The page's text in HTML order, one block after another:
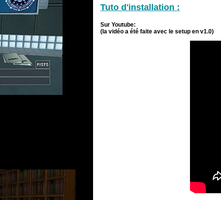
Tuto d'installation :
Sur Youtube:
(la vidéo a été faite avec le setup en v1.0)